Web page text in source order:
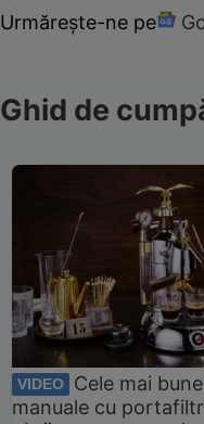
Urmărește-ne pe
Ghid de
VIDEO
Cele mai
manuale cu